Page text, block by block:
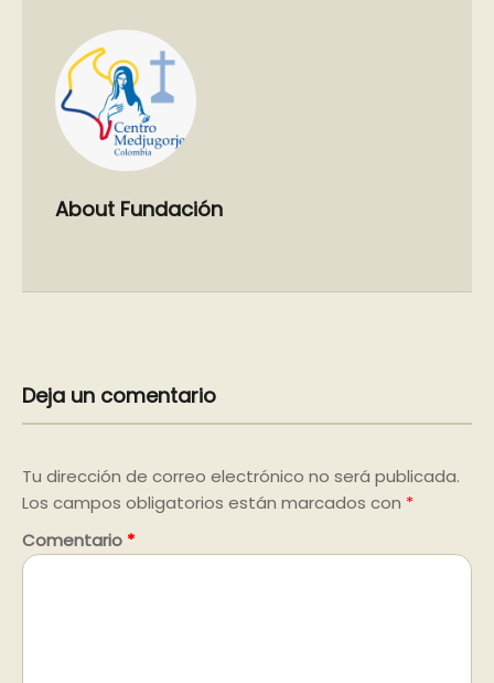
About Fundación
Deja un comentario
Tu dirección de correo electrónico no será publicada.
Los campos obligatorios están marcados con *
Comentario *